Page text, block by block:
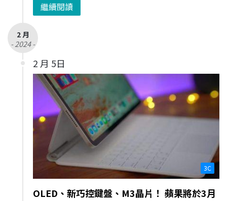
繼續閱讀
2 月
- 2024 -
2 月 5日
3C
OLED、新巧控鍵盤、M3晶片！ 蘋果將於3月